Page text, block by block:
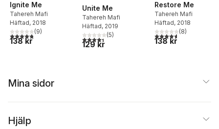
Ignite Me
Tahereh Mafi
Häftad, 2018
4,8utav 5 stjärnor. Totalt antal röster:
(9)
138 kr
Unite Me
Tahereh Mafi
Häftad, 2019
4,4utav 5 stjärnor. Totalt antal röster:
(5)
129 kr
Restore Me
Tahereh Mafi
Häftad, 2018
4,6utav 5 stjärnor.
(8)
138 kr
Mina sidor
Hjälp